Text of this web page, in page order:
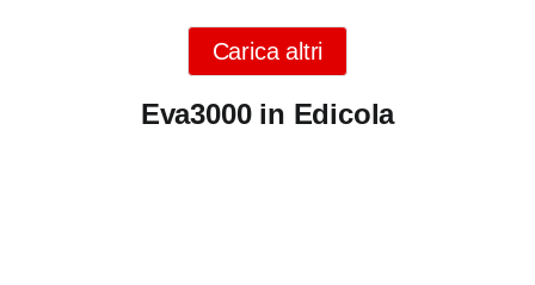
Carica altri
Eva3000 in Edicola